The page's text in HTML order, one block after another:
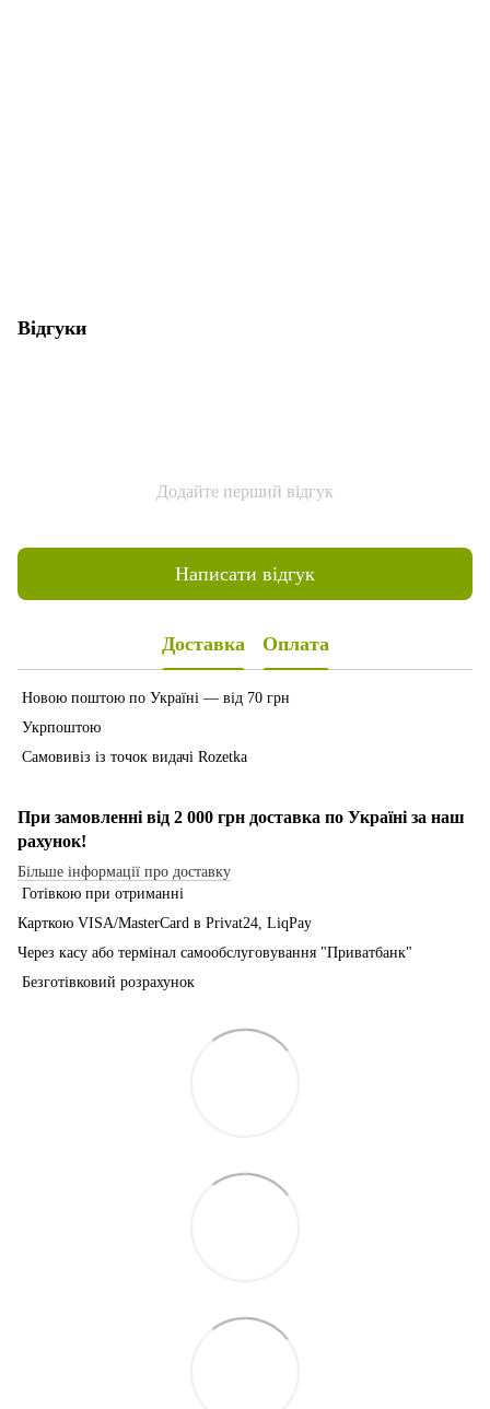
Відгуки
Додайте перший відгук
Написати відгук
Доставка Оплата
Новою поштою по Україні — від 70 грн
Укрпоштою
Самовивіз із точок видачі Rozetka
При замовленні від 2 000 грн доставка по Україні за наш
рахунок!
Більше інформації про доставку
Готівкою при отриманні
Карткою VISA/MasterCard в Рrivat24, LiqPay
Через касу або термінал самообслуговування "Приватбанк"
Безготівковий розрахунок